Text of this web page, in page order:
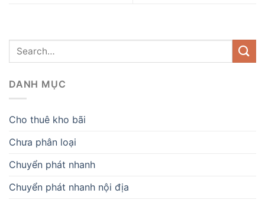
DANH MỤC
Cho thuê kho bãi
Chưa phân loại
Chuyển phát nhanh
Chuyển phát nhanh nội địa